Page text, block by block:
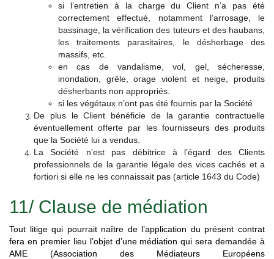
si l’entretien à la charge du Client n’a pas été
correctement effectué, notamment l’arrosage, le
bassinage, la vérification des tuteurs et des haubans,
les traitements parasitaires, le désherbage des
massifs, etc.
en cas de vandalisme, vol, gel, sécheresse,
inondation, grêle, orage violent et neige, produits
désherbants non appropriés.
si les végétaux n’ont pas été fournis par la Société
De plus le Client bénéficie de la garantie contractuelle
éventuellement offerte par les fournisseurs des produits
que la Société lui a vendus.
La Société n’est pas débitrice à l’égard des Clients
professionnels de la garantie légale des vices cachés et a
fortiori si elle ne les connaissait pas (article 1643 du Code)
11/ Clause de médiation
Tout litige qui pourrait naître de l’application du présent contrat
fera en premier lieu l’objet d’une médiation qui sera demandée à
AME (Association des Médiateurs Européens